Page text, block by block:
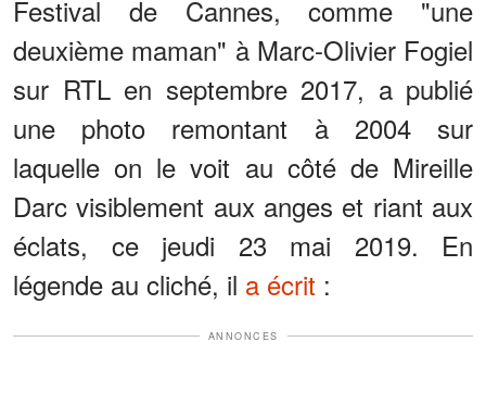
Festival de Cannes, comme "une
deuxième maman" à Marc-Olivier Fogiel
sur RTL en septembre 2017, a publié
une photo remontant à 2004 sur
laquelle on le voit au côté de Mireille
Darc visiblement aux anges et riant aux
éclats, ce jeudi 23 mai 2019. En
légende au cliché, il a écrit :
ANNONCES